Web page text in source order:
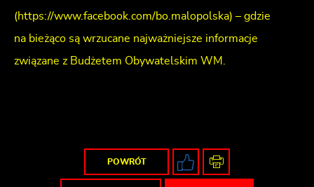
(https://www.facebook.com/bo.malopolska) – gdzie
na bieżąco są wrzucane najważniejsze informacje
związane z Budżetem Obywatelskim WM.
POWRÓT